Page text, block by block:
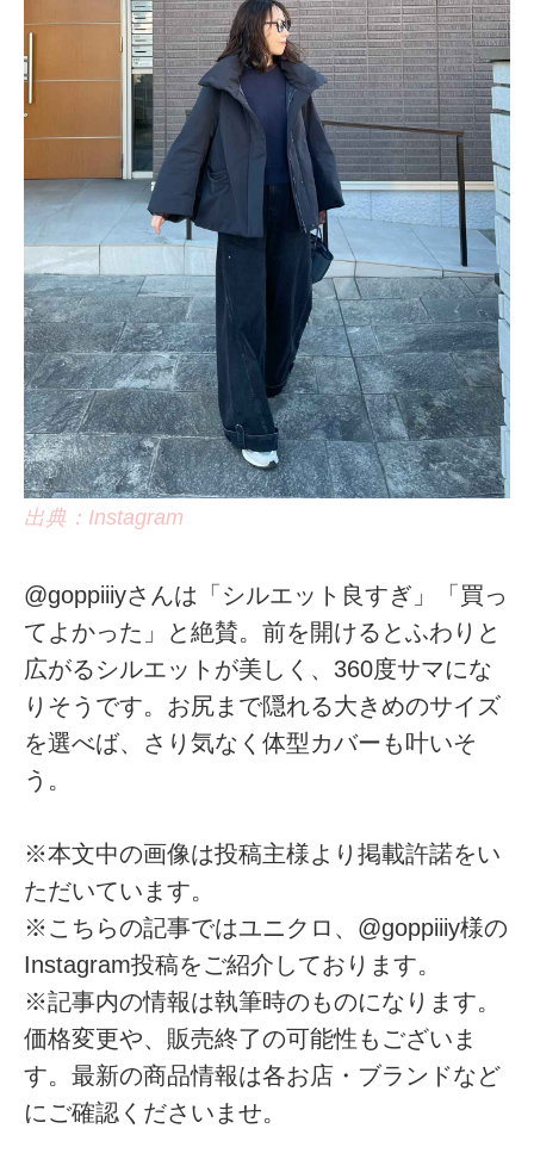
出典：Instagram
@goppiiiyさんは「シルエット良すぎ」「買っ
てよかった」と絶賛。前を開けるとふわりと
広がるシルエットが美しく、360度サマにな
りそうです。お尻まで隠れる大きめのサイズ
を選べば、さり気なく体型カバーも叶いそ
う。
※本文中の画像は投稿主様より掲載許諾をい
ただいています。
※こちらの記事ではユニクロ、@goppiiiy様の
Instagram投稿をご紹介しております。
※記事内の情報は執筆時のものになります。
価格変更や、販売終了の可能性もございま
す。最新の商品情報は各お店・ブランドなど
にご確認くださいませ。